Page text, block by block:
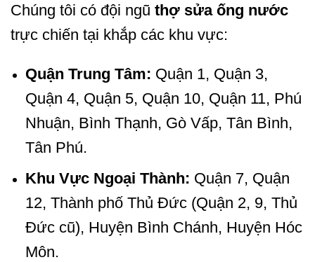
Chúng tôi có đội ngũ thợ sửa ống nước
trực chiến tại khắp các khu vực:
Quận Trung Tâm: Quận 1, Quận 3,
Quận 4, Quận 5, Quận 10, Quận 11, Phú
Nhuận, Bình Thạnh, Gò Vấp, Tân Bình,
Tân Phú.
Khu Vực Ngoại Thành: Quận 7, Quận
12, Thành phố Thủ Đức (Quận 2, 9, Thủ
Đức cũ), Huyện Bình Chánh, Huyện Hóc
Môn.